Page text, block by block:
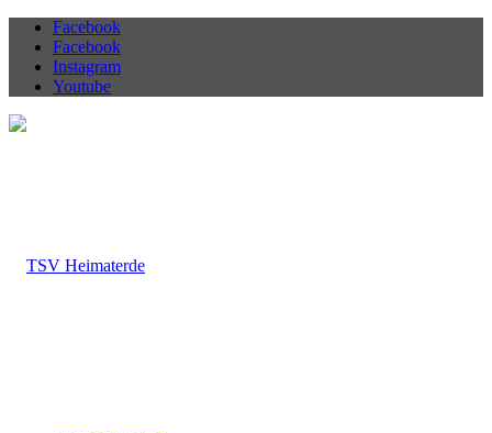
Facebook
Facebook
Instagram
Youtube